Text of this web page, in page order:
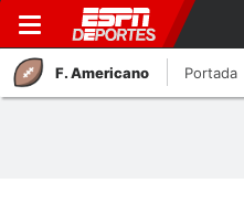
F. Americano Portada